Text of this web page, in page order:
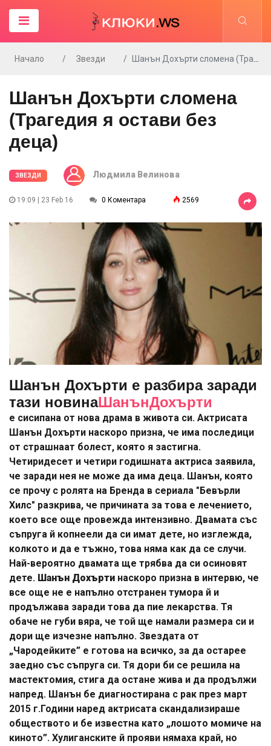
Начало Звезди Шанън Дохърти сломена (Трагедия я остави без деца)
Шанън Дохърти сломена
(Трагедия я остави без
деца)
ЗВЕЗДИ Людмила Велинова
19:09 | 23 Feb 16 0 Коментара 2569
Шанън Дохърти е разбира заради
тази новинаШанънДохърти
е сисипана от нова драма в живота си. Актрисата
Шанън Дохърти наскоро призна, че има последици
от страшнаат болест, която я застигна.
Четиридесет и четири годишната актриса заявила,
че заради нея не може да има деца. Шанън, която
се прочу с ролята на Бренда в сериала "Бевърли
Хилс" разкрива, че причината за това е лечението,
което все още провежда интензивно. Двамата със
съпруга й копнеели да си имат дете, но изглежда,
колкото и да е тъжно, това няма как да се случи.
Най-вероятно двамата ще трябва да си осиновят
дете. Шанън Дохърти наскоро призна в интервю, че
все още не е напълно отстранен тумора й и
продължава заради това да пие лекарства. Тя
обаче не губи вяра, че той ще намали размера си и
дори ще изчезне напълно. Звездата от
„Чародейките” е готова на всичко, за да остарее
заедно със съпруга си. Тя дори би се решила на
мастектомия, стига да остане жива и да продължи
напред. Шанън бе диагностирана с рак през март
2015 г.Години наред актрисата скандализираше
обществото и бе известна като „лошото момиче на
киното”. Хулиганските й прояви нямаха край, но